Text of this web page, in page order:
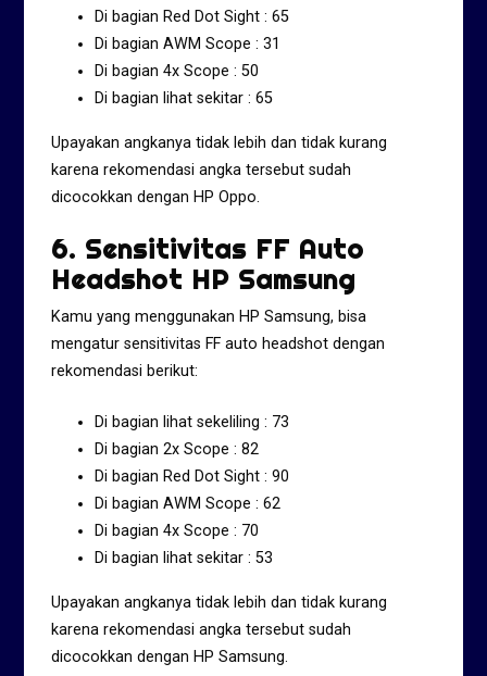
Di bagian Red Dot Sight : 65
Di bagian AWM Scope : 31
Di bagian 4x Scope : 50
Di bagian lihat sekitar : 65
Upayakan angkanya tidak lebih dan tidak kurang
karena rekomendasi angka tersebut sudah
dicocokkan dengan HP Oppo.
6. Sensitivitas FF Auto
Headshot HP Samsung
Kamu yang menggunakan HP Samsung, bisa
mengatur sensitivitas FF auto headshot dengan
rekomendasi berikut:
Di bagian lihat sekeliling : 73
Di bagian 2x Scope : 82
Di bagian Red Dot Sight : 90
Di bagian AWM Scope : 62
Di bagian 4x Scope : 70
Di bagian lihat sekitar : 53
Upayakan angkanya tidak lebih dan tidak kurang
karena rekomendasi angka tersebut sudah
dicocokkan dengan HP Samsung.